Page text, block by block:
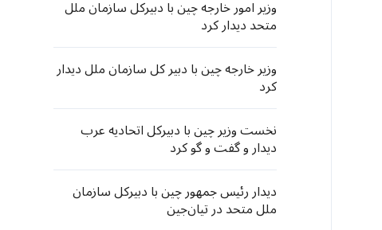
وزیر امور خارجه چین با دبیرکل سازمان ملل
متحد دیدار کرد
وزیر خارجه چین با دبیر کل سازمان ملل دیدار
کرد
نخست وزیر چین با دبیرکل اتحادیه عرب
دیدار و گفت و گو کرد
دیدار رئیس ‌جمهور چین با دبیرکل سازمان
ملل متحد در تیان‌جین